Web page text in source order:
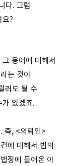
다. 그럼
요?
용어에 대해서
는 것이
러도 될 수
있겠죠.
즉, <의뢰인>
에 대해서 법의
정에 들어온 이